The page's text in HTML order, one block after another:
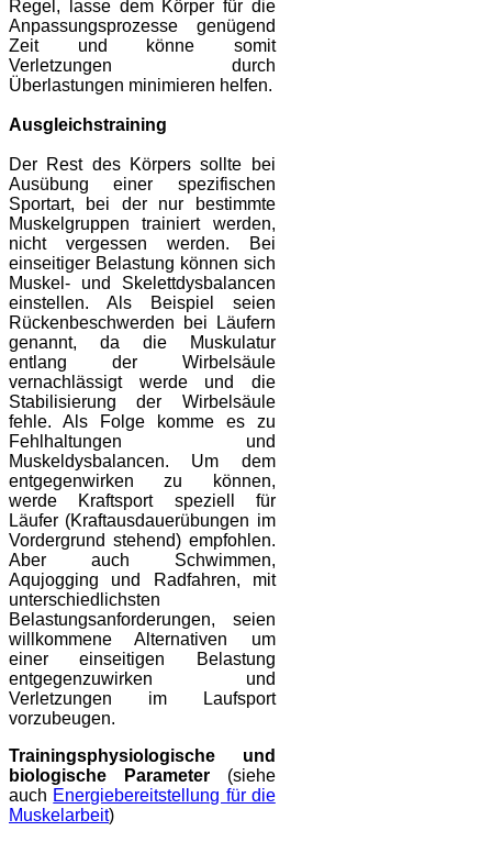
Regel, lasse dem Körper für die
Anpassungsprozesse genügend
Zeit und könne somit
Verletzungen durch
Überlastungen minimieren helfen.
Ausgleichstraining
Der Rest des Körpers sollte bei
Ausübung einer spezifischen
Sportart, bei der nur bestimmte
Muskelgruppen trainiert werden,
nicht vergessen werden. Bei
einseitiger Belastung können sich
Muskel- und Skelettdysbalancen
einstellen. Als Beispiel seien
Rückenbeschwerden bei Läufern
genannt, da die Muskulatur
entlang der Wirbelsäule
vernachlässigt werde und die
Stabilisierung der Wirbelsäule
fehle. Als Folge komme es zu
Fehlhaltungen und
Muskeldysbalancen. Um dem
entgegenwirken zu können,
werde Kraftsport speziell für
Läufer (Kraftausdauerübungen im
Vordergrund stehend) empfohlen.
Aber auch Schwimmen,
Aqujogging und Radfahren, mit
unterschiedlichsten
Belastungsanforderungen, seien
willkommene Alternativen um
einer einseitigen Belastung
entgegenzuwirken und
Verletzungen im Laufsport
vorzubeugen.
Trainingsphysiologische und
biologische Parameter (siehe
auch Energiebereitstellung für die
Muskelarbeit)